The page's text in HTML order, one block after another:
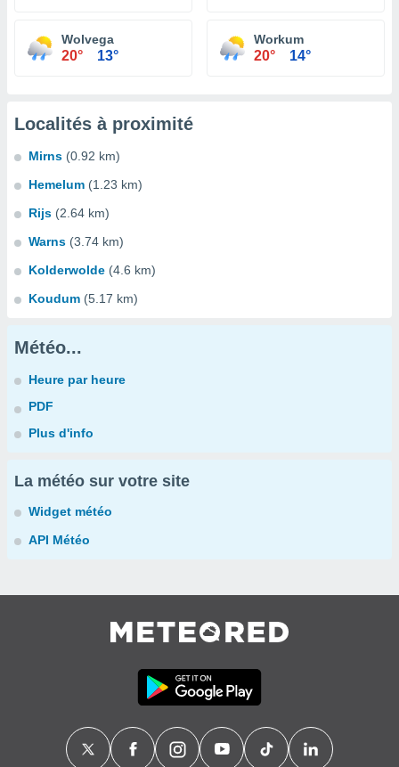
Wolvega
20° 13°
Workum
20° 14°
Localités à proximité
Mirns (0.92 km)
Hemelum (1.23 km)
Rijs (2.64 km)
Warns (3.74 km)
Kolderwolde (4.6 km)
Koudum (5.17 km)
Météo...
Heure par heure
PDF
Plus d'info
La météo sur votre site
Widget météo
API Météo